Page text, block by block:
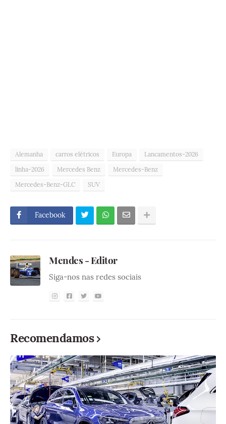
Alemanha carros elétricos Europa
Lancamentos-2026
linha-2026
Mercedes Benz
Mercedes-Benz
Mercedes-Benz-GLC
SUV
Facebook
Mendes - Editor
Siga-nos nas redes sociais
Recomendamos